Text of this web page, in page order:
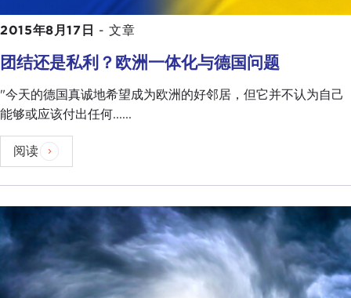
2015年8月17日 - 文章
团结还是私利？欧洲一体化与德国问题
"今天的德国真诚地希望成为欧洲的好邻居，但它并不认为自己
能够或应该付出任何......
阅读